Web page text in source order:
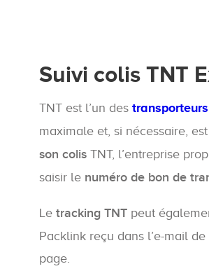
Suivi colis TNT
TNT est l’un des transporteurs
maximale et, si nécessaire,
son colis TNT, l’entreprise
saisir le numéro de bon de
Le tracking TNT peut
Packlink reçu dans l’e-mail
page.